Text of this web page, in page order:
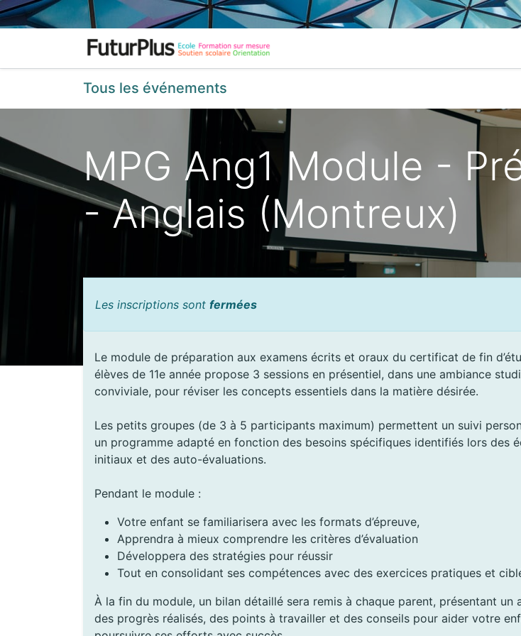
Tous les événements
MPG Ang1 Module -
- Anglais (Montreux)
Les inscriptions sont fermées
Le module de préparation aux examens écrits et oraux du certificat de fin
élèves de 11e année propose 3 sessions en présentiel, dans une ambiance
conviviale, pour réviser les concepts essentiels dans la matière désirée.
Les petits groupes (de 3 à 5 participants maximum) permettent un suivi
un programme adapté en fonction des besoins spécifiques identifiés lors des
initiaux et des auto-évaluations.
Pendant le module :
Votre enfant se familiarisera avec les formats d’épreuve,
Apprendra à mieux comprendre les critères d’évaluation
Développera des stratégies pour réussir
Tout en consolidant ses compétences avec des exercices pratiques et
À la fin du module, un bilan détaillé sera remis à chaque parent, présentant un
des progrès réalisés, des points à travailler et des conseils pour aider votre